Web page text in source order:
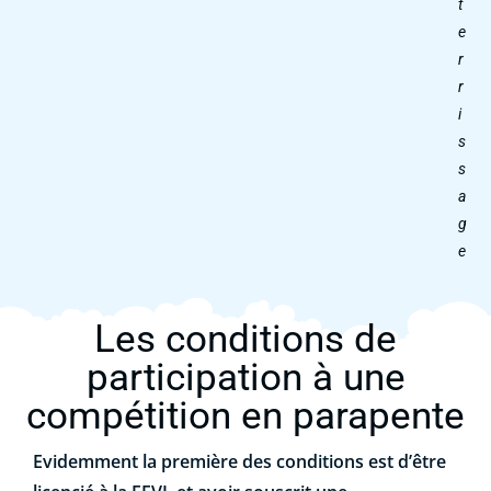
t
e
r
r
i
s
s
a
g
e
Les conditions de
participation à une
compétition en parapente
Evidemment la première des conditions est d’être